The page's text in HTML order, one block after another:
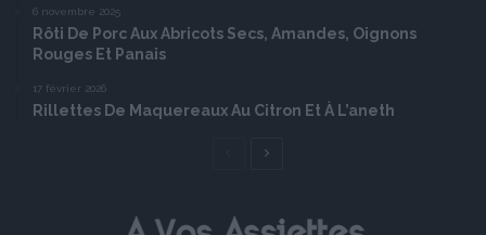
6 novembre 2025
Rôti De Porc Aux Abricots Secs, Amandes, Oignons
Rouges Et Panais
17 février 2026
Rillettes De Maquereaux Au Citron Et À L’aneth
Page